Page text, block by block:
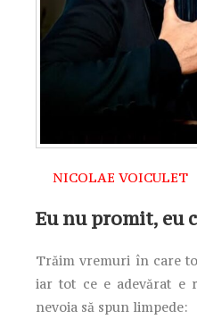
NICOLAE VOICULET
Eu nu promit, eu
Trăim vremuri în care
iar tot ce e adevărat e
nevoia să spun limpede: